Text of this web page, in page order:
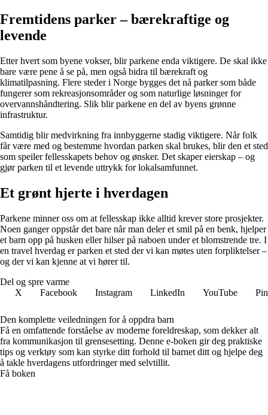
Fremtidens parker – bærekraftige og
levende
Etter hvert som byene vokser, blir parkene enda viktigere. De skal ikke
bare være pene å se på, men også bidra til bærekraft og
klimatilpasning. Flere steder i Norge bygges det nå parker som både
fungerer som rekreasjonsområder og som naturlige løsninger for
overvannshåndtering. Slik blir parkene en del av byens grønne
infrastruktur.
Samtidig blir medvirkning fra innbyggerne stadig viktigere. Når folk
får være med og bestemme hvordan parken skal brukes, blir den et sted
som speiler fellesskapets behov og ønsker. Det skaper eierskap – og
gjør parken til et levende uttrykk for lokalsamfunnet.
Et grønt hjerte i hverdagen
Parkene minner oss om at fellesskap ikke alltid krever store prosjekter.
Noen ganger oppstår det bare når man deler et smil på en benk, hjelper
et barn opp på husken eller hilser på naboen under et blomstrende tre. I
en travel hverdag er parken et sted der vi kan møtes uten forpliktelser –
og der vi kan kjenne at vi hører til.
Del og spre varme
X
Facebook Instagram LinkedIn YouTube
Den komplette veiledningen for å oppdra barn
Få en omfattende forståelse av moderne foreldreskap, som dekker alt
fra kommunikasjon til grensesetting. Denne e-boken gir deg praktiske
tips og verktøy som kan styrke ditt forhold til barnet ditt og hjelpe deg
å takle hverdagens utfordringer med selvtillit.
Få boken